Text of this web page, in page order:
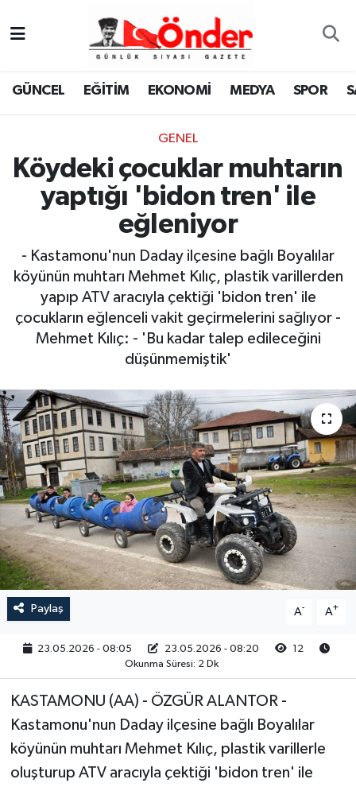
GÜNCEL EĞİTİM EKONOMİ MEDYA SPOR
GENEL
Köydeki çocuklar muhtarın
yaptığı 'bidon tren' ile
eğleniyor
- Kastamonu'nun Daday ilçesine bağlı Boyalılar
köyünün muhtarı Mehmet Kılıç, plastik varillerden
yapıp ATV aracıyla çektiği 'bidon tren' ile
çocukların eğlenceli vakit geçirmelerini sağlıyor -
Mehmet Kılıç: - 'Bu kadar talep edileceğini
düşünmemiştik'
Paylaş A- A+
23.05.2026 - 08:05 23.05.2026 - 08:20
12
Okunma Süresi: 2 Dk
KASTAMONU (AA) - ÖZGÜR ALANTOR -
Kastamonu'nun Daday ilçesine bağlı Boyalılar
köyünün muhtarı Mehmet Kılıç, plastik varillerle
oluşturup ATV aracıyla çektiği 'bidon tren' ile
GÜNCEL
MEDYA
SAĞLIK
KÜLTÜR-SANAT
YAŞAM
Zonguldak Nöbetçi Eczaneler
Zonguldak Namaz Vakitleri
Zonguldak Trafik Yoğunluk Haritası
TFF 3.Lig 4.Grup Puan Durumu ve Fikstür
Tüm Manşetler
Son Dakika Haberleri
Haber Arşivi